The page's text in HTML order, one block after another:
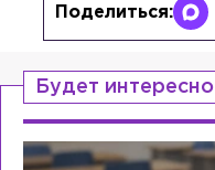
Поделиться:
Будет интересно